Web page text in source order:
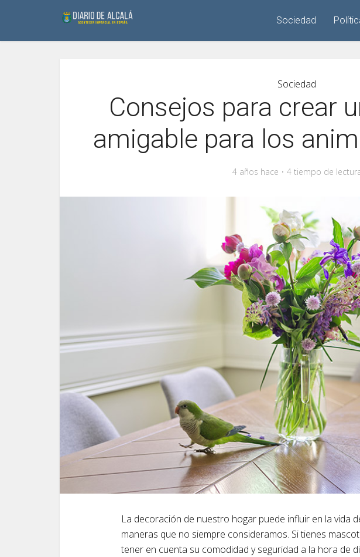
Sociedad
Sociedad
Consejos para crear
amigable para los
4 años hace 4 tiempo de
La decoración de nuestro hogar puede influir en la vida
maneras que no siempre consideramos. Si tienes
tener en cuenta su comodidad y seguridad a la hora de